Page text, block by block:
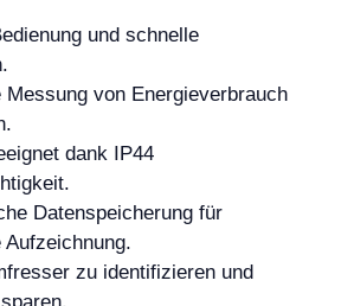
und schnelle
Messung von Energieverbrauch
dank IP44
Datenspeicherung für
Aufzeichnung.
zu identifizieren und